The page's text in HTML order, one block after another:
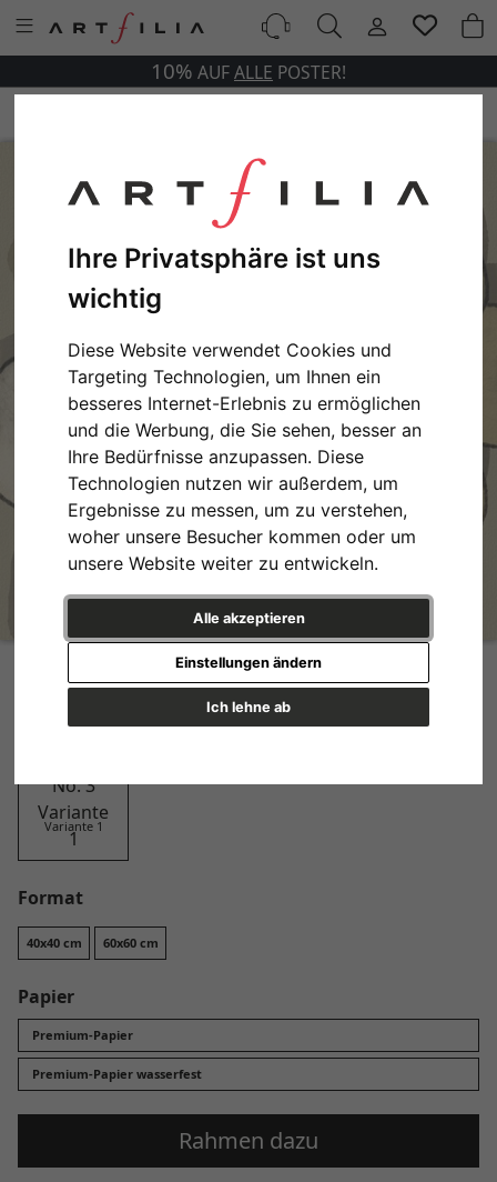
Ihre Privatsphäre ist uns
wichtig
Diese Website verwendet Cookies und
Targeting Technologien, um Ihnen ein
besseres Internet-Erlebnis zu ermöglichen
und die Werbung, die Sie sehen, besser an
Ihre Bedürfnisse anzupassen. Diese
Technologien nutzen wir außerdem, um
Ergebnisse zu messen, um zu verstehen,
woher unsere Besucher kommen oder um
unsere Website weiter zu entwickeln.
Alle akzeptieren
Ich lehne ab
Einstellungen ändern
10% AUFALLE POSTER!
Design
Variante 1
Format
40x40 cm 60x60 cm
Papier
Premium-Papier
Premium-Papier wasserfest
Rahmen dazu